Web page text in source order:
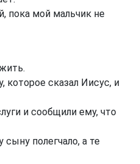
пока мой мальчик не
которое сказал Иисус, и
и сообщили ему, что
сыну полегчало, а те